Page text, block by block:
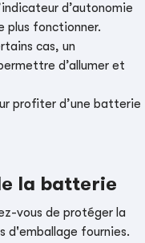
d’autonomie
plus fonctionner.
cas, un
d’allumer et
profiter d’une batterie
la batterie
vous de protéger la
d'emballage fournies.